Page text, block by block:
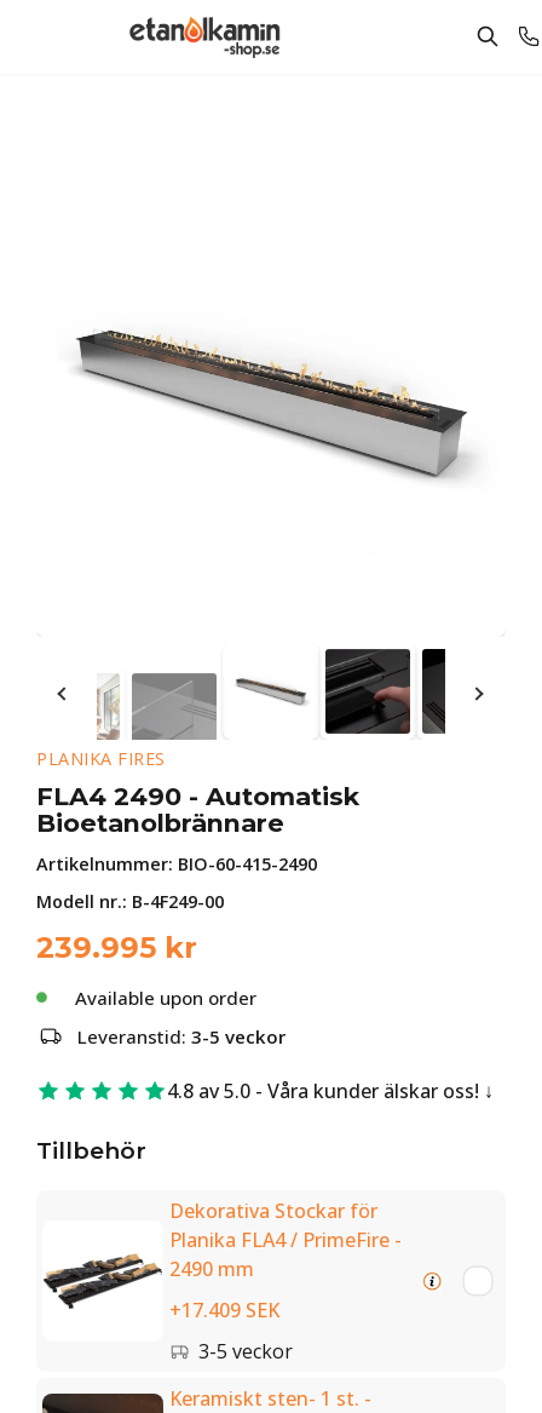
PLANIKA FIRES
FLA4 2490 - Automatisk
Bioetanolbrännare
Artikelnummer: BIO-60-415-2490
Modell nr.: B-4F249-00
239.995 kr
Available upon order
Leveranstid: 3-5 veckor
4.8 av 5.0 - Våra kunder älskar oss!
Tillbehör
Dekorativa Stockar för
Planika FLA4 / PrimeFire -
2490 mm
+17.409 SEK
3-5 veckor
Keramiskt sten- 1 st. -